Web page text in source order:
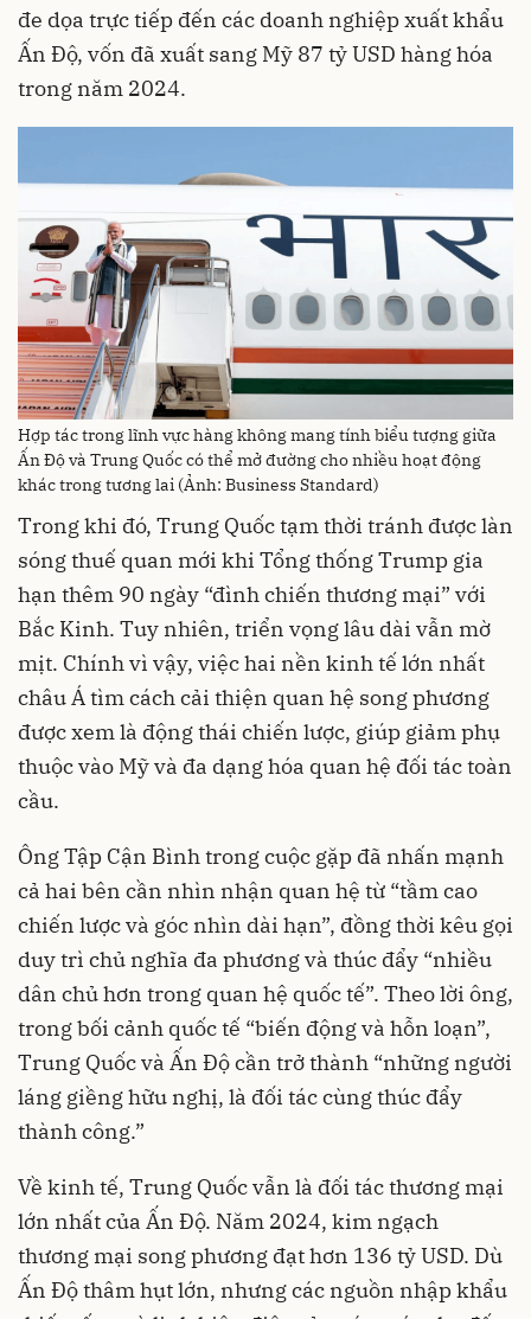
đe dọa trực tiếp đến các doanh nghiệp xuất khẩu
Ấn Độ, vốn đã xuất sang Mỹ 87 tỷ USD hàng hóa
trong năm 2024.
Hợp tác trong lĩnh vực hàng không mang tính biểu tượng giữa
Ấn Độ và Trung Quốc có thể mở đường cho nhiều hoạt động
khác trong tương lai (Ảnh: Business Standard)
Trong khi đó, Trung Quốc tạm thời tránh được làn
sóng thuế quan mới khi Tổng thống Trump gia
hạn thêm 90 ngày “đình chiến thương mại” với
Bắc Kinh. Tuy nhiên, triển vọng lâu dài vẫn mờ
mịt. Chính vì vậy, việc hai nền kinh tế lớn nhất
châu Á tìm cách cải thiện quan hệ song phương
được xem là động thái chiến lược, giúp giảm phụ
thuộc vào Mỹ và đa dạng hóa quan hệ đối tác toàn
cầu.
Ông Tập Cận Bình trong cuộc gặp đã nhấn mạnh
cả hai bên cần nhìn nhận quan hệ từ “tầm cao
chiến lược và góc nhìn dài hạn”, đồng thời kêu gọi
duy trì chủ nghĩa đa phương và thúc đẩy “nhiều
dân chủ hơn trong quan hệ quốc tế”. Theo lời ông,
trong bối cảnh quốc tế “biến động và hỗn loạn”,
Trung Quốc và Ấn Độ cần trở thành “những người
láng giềng hữu nghị, là đối tác cùng thúc đẩy
thành công.”
Về kinh tế, Trung Quốc vẫn là đối tác thương mại
lớn nhất của Ấn Độ. Năm 2024, kim ngạch
thương mại song phương đạt hơn 136 tỷ USD. Dù
Ấn Độ thâm hụt lớn, nhưng các nguồn nhập khẩu